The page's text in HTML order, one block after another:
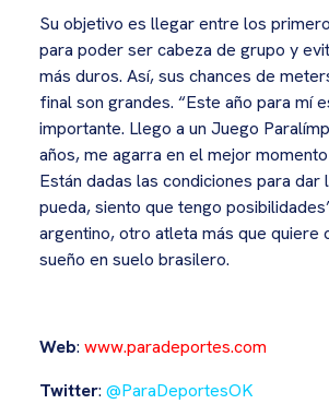
Su objetivo es llegar entre los
para poder ser cabeza de grupo y
más duros. Así, sus chances de
final son grandes. “Este año para mí
importante. Llego a un Juego
años, me agarra en el mejor
Están dadas las condiciones para dar
pueda, siento que tengo
argentino, otro atleta más que quiere
sueño en suelo brasilero.
Web: www.paradeportes.com
Twitter: @ParaDeportesOK